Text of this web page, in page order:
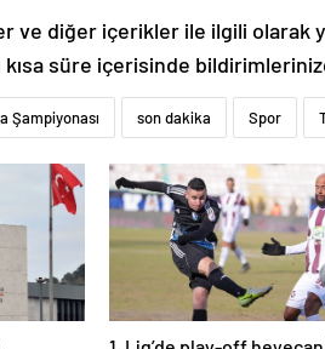
ve diğer içerikler ile ilgili
süre içerisinde
Şampiyonası son dakika Spor